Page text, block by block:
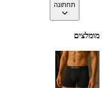
תחתונה
מומלצים